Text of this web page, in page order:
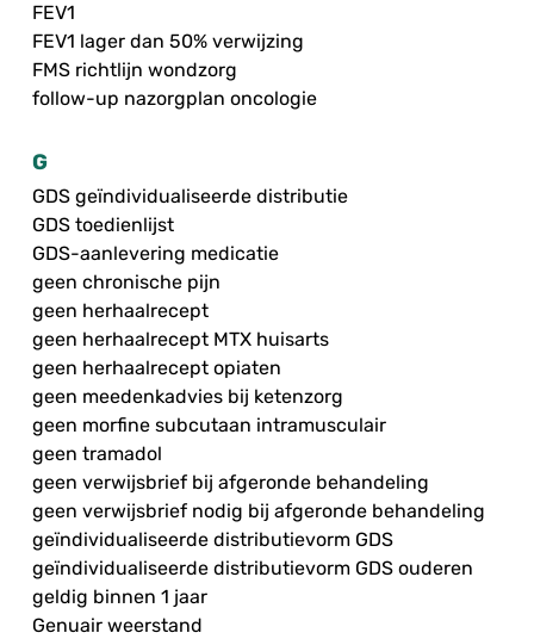
FEV1
FEV1 lager dan 50% verwijzing
FMS richtlijn wondzorg
follow-up nazorgplan oncologie
G
GDS geïndividualiseerde distributie
GDS toedienlijst
GDS-aanlevering medicatie
geen chronische pijn
geen herhaalrecept
geen herhaalrecept MTX huisarts
geen herhaalrecept opiaten
geen meedenkadvies bij ketenzorg
geen morfine subcutaan intramusculair
geen tramadol
geen verwijsbrief bij afgeronde behandeling
geen verwijsbrief nodig bij afgeronde behandeling
geïndividualiseerde distributievorm GDS
geïndividualiseerde distributievorm GDS ouderen
geldig binnen 1 jaar
Genuair weerstand